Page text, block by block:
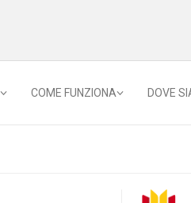
COME FUNZIONA DOVE